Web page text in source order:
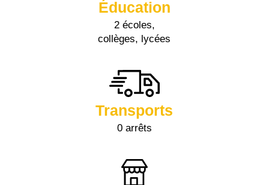
Éducation
2 écoles,
collèges, lycées
Transports
0 arrêts